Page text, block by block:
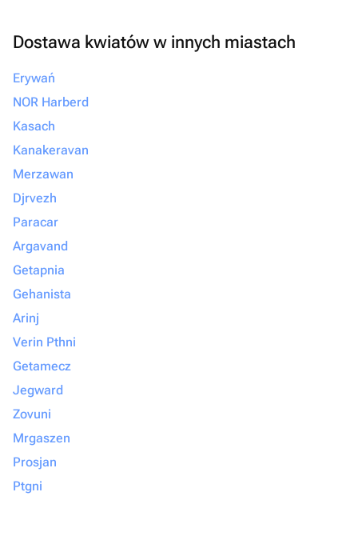
Dostawa kwiatów w innych miastach
Erywań
NOR Harberd
Kasach
Kanakeravan
Merzawan
Djrvezh
Paracar
Argavand
Getapnia
Gehanista
Arinj
Verin Pthni
Getamecz
Jegward
Zovuni
Mrgaszen
Prosjan
Ptgni